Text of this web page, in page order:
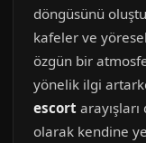
döngüsünü
kafeler ve
özgün bir
yönelik ilgi
escort
olarak kendine